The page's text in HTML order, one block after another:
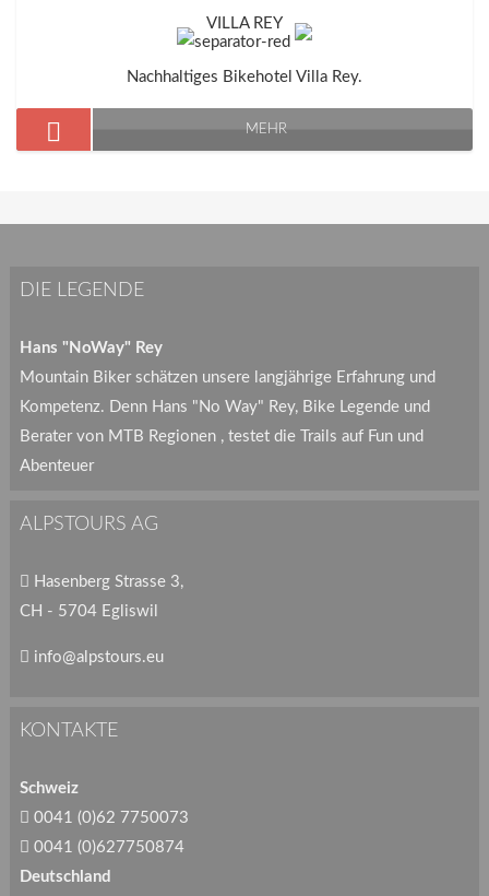
VILLA REY
Nachhaltiges Bikehotel Villa Rey.
MEHR
DIE LEGENDE
Hans "NoWay" Rey
Mountain Biker schätzen unsere langjährige Erfahrung und
Kompetenz. Denn Hans "No Way" Rey, Bike Legende und
Berater von MTB Regionen , testet die Trails auf Fun und
Abenteuer
ALPSTOURS AG
Hasenberg Strasse 3,
CH - 5704 Egliswil
info@alpstours.eu
KONTAKTE
Schweiz
0041 (0)62 7750073
0041 (0)627750874
Deutschland